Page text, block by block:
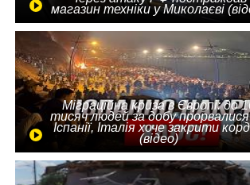
магазин техніки у Миколаєві
Міграційна криза в Європі: до
тисяч людей за добу
Іспанії, Італія хоче закрити
(відео)